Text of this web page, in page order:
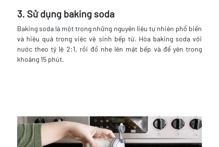
3. Sử dụng baking soda
Baking soda là một trong những nguyên liệu tự nhiên phổ biến
và hiệu quả trong việc vệ sinh bếp từ. Hòa baking soda với
nước theo tỷ lệ 2:1, rồi đổ nhẹ lên mặt bếp và để yên trong
khoảng 15 phút.